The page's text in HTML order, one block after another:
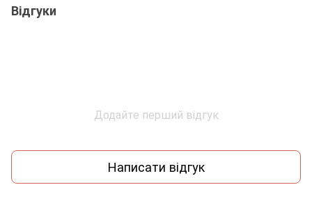
Відгуки
Додайте перший відгук
Написати відгук